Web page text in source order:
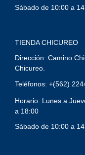
Sábado de 10:00 a
TIENDA CHICUREO
Dirección: Camino
Chicureo.
Teléfonos: +(562)
Horario: Lunes a
a 18:00
Sábado de 10:00 a